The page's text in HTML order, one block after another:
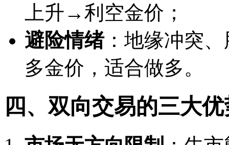
上升→利空金价；
避险情绪：地缘冲突
多金价，适合做多。
四、双向交易的三大